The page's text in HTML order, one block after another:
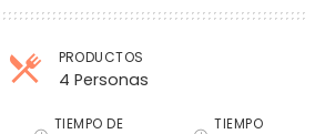
PRODUCTOS
4 PersonasRaciones
TIEMPO DE
TIEMPO